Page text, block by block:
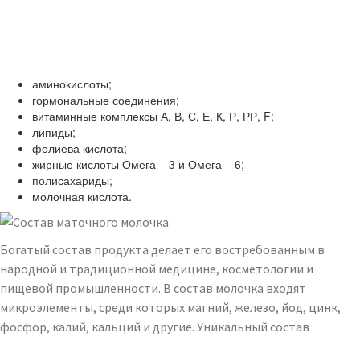
аминокислоты;
гормональные соединения;
витаминные комплексы А, В, С, Е, К, Р, РР, F;
липиды;
фолиева кислота;
жирные кислоты Омега – 3 и Омега – 6;
полисахариды;
молочная кислота.
Богатый состав продукта делает его востребованным в
народной и традиционной медицине, косметологии и
пищевой промышленности. В состав молочка входят
микроэлементы, среди которых магний, железо, йод, цинк,
фосфор, калий, кальций и другие. Уникальный состав